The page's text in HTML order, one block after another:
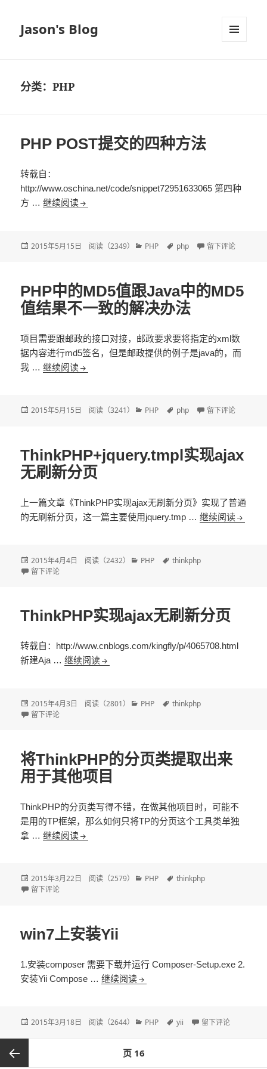
Jason's Blog
分类：PHP
PHP POST提交的四种方法
转载自：
http://www.oschina.net/code/snippet72951633065 第四种
方 …继续阅读PHP POST提交的四种方法
发
2015年5月15日 阅读（2349）
分
PHP
标
php 于PHP POST提交
留下评论
PHP中的MD5值跟Java中的MD5
值结果不一致的解决办法
项目需要跟邮政的接口对接，邮政要求要将指定的xml数
据内容进行md5签名，但是邮政提供的例子是java的，而
我 …继续阅读PHP中的MD5值跟Java中的MD5值结果不一致
发
2015年5月15日 阅读（3241）
分
PHP
标
php 于PHP中的MD5
留下评论
ThinkPHP+jquery.tmpl实现ajax
无刷新分页
上一篇文章《ThinkPHP实现ajax无刷新分页》实现了普通
的无刷新分页，这一篇主要使用jquery.tmp …继续阅读
发
布
2015年4月4日 阅读（2432）
分
PHP
标
thinkphp
于ThinkPHP+jquery.tmpl实现ajax无刷新分页
留下评论
ThinkPHP实现ajax无刷新分页
转载自：http://www.cnblogs.com/kingfly/p/4065708.html
新建Aja …继续阅读ThinkPHP实现ajax无刷新分页
发
布
2015年4月3日 阅读（2801）
分
PHP
标
thinkphp
于ThinkPHP实现ajax无刷新分页
留下评论
将ThinkPHP的分页类提取出来
用于其他项目
ThinkPHP的分页类写得不错，在做其他项目时，可能不
是用的TP框架，那么如何只将TP的分页这个工具类单独
拿 …继续阅读将ThinkPHP的分页类提取出来用于其他项目
发
布
2015年3月22日 阅读（2579）
分
PHP
标
thinkphp
于将ThinkPHP的分页类提取出来用于其他项目
留下评论
win7上安装Yii
1.安装composer 需要下载并运行 Composer-Setup.exe 2.
安装Yii Compose …继续阅读win7上安装Yii
发
2015年3月18日 阅读（2644）
分
PHP
标
yii 于win7上安装Yii
留下评论
页 16